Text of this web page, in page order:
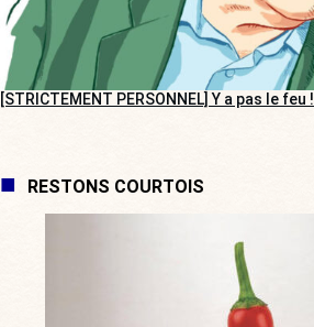
[STRICTEMENT PERSONNEL] Y a pas le feu !
RESTONS COURTOIS